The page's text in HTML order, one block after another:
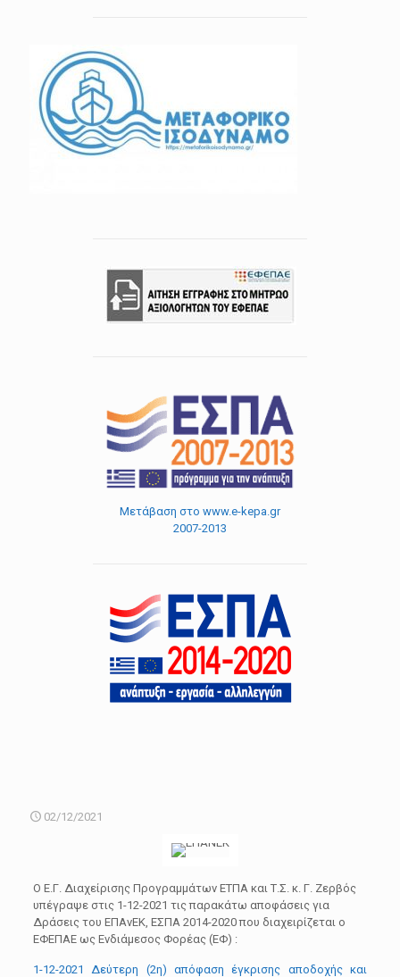
02/12/2021
Ο Ε.Γ. Διαχείρισης Προγραμμάτων ΕΤΠΑ και Τ.Σ. κ. Γ. Ζερβός
υπέγραψε στις 1-12-2021 τις παρακάτω αποφάσεις για
Δράσεις του ΕΠΑνΕΚ, ΕΣΠΑ 2014-2020 που διαχειρίζεται ο
ΕΦΕΠΑΕ ως Ενδιάμεσος Φορέας (ΕΦ) :
1-12-2021 Δεύτερη (2η) απόφαση έγκρισης αποδοχής και
Μετάβαση στο www.e-kepa.gr
2007-2013